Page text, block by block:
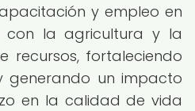
y empleo en
con la agricultura y la
recursos, fortaleciendo
generando un impacto
en la calidad de vida